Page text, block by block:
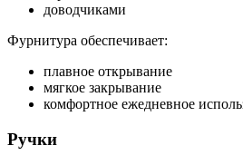
доводчиками
Фурнитура обеспечивает:
плавное открывание
мягкое закрывание
комфортное ежедневное
Ручки